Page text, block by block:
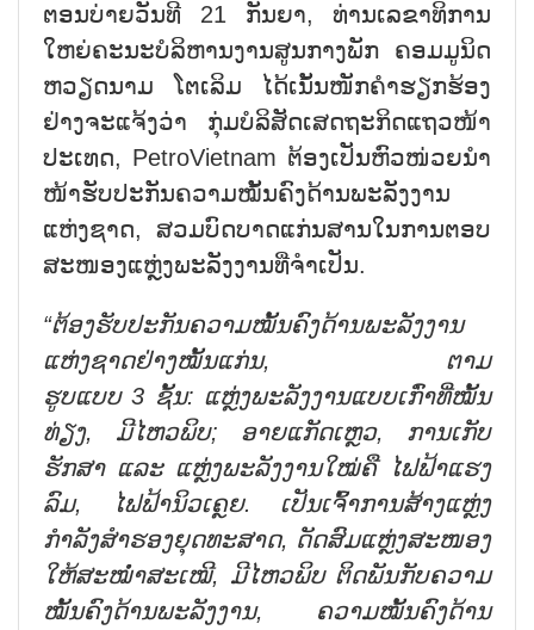
ຕອນບ່າຍວັນທີ 21 ກັນຍາ, ທ່ານເລຂາທິການ
ໃຫຍ່ຄະນະບໍລິຫານງານສູນກາງພັກ ຄອມມູນິດ
ຫວຽດນາມ ໂຕເລິມ ໄດ້ເນັ້ນໜັກຄຳຮຽກຮ້ອງ
ຢ່າງຈະແຈ້ງວ່າ ກຸ່ມບໍລິສັດເສດຖະກິດແຖວໜ້າ
ປະເທດ, PetroVietnam ຕ້ອງເປັນຫົວໜ່ວຍນຳ
ໜ້າຮັບປະກັນຄວາມໝັ້ນຄົງດ້ານພະລັງງານ
ແຫ່ງຊາດ, ສວມບົດບາດແກ່ນສານໃນການຕອບ
ສະໜອງແຫຼ່ງພະລັງງານທີ່ຈຳເປັນ.
“ຕ້ອງຮັບປະກັນຄວາມໝັ້ນຄົງດ້ານພະລັງງານ
ແຫ່ງຊາດຢ່າງໝັ້ນແກ່ນ, ຕາມ
ຮູບແບບ3 ຊັ້ນ: ແຫຼ່ງພະລັງງານແບບເກົ່າທີ່ໝັ້ນ
ທ່ຽງ, ມີໄຫວພິບ; ອາຍແກັດເຫຼວ, ການເກັບ
ຮັກສາ ແລະ ແຫຼ່ງພະລັງງານໃໝ່ຄື ໄຟຟ້າແຮງ
ລົມ, ໄຟຟ້ານິວເຄຼຍ. ເປັນເຈົ້າການສ້າງແຫຼ່ງ
ກຳລັງສຳຮອງຍຸດທະສາດ, ດັດສົມແຫຼ່ງສະໜອງ
ໃຫ້ສະໝ່ຳສະເໝີ, ມີໄຫວພິບ ຕິດພັນກັບຄວາມ
ໝັ້ນຄົງດ້ານພະລັງງານ, ຄວາມໝັ້ນຄົງດ້ານ